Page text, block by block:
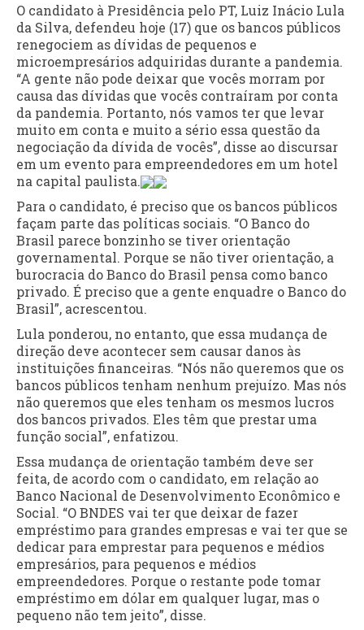
O candidato à Presidência pelo PT, Luiz Inácio Lula
da Silva, defendeu hoje (17) que os bancos públicos
renegociem as dívidas de pequenos e
microempresários adquiridas durante a pandemia.
“A gente não pode deixar que vocês morram por
causa das dívidas que vocês contraíram por conta
da pandemia. Portanto, nós vamos ter que levar
muito em conta e muito a sério essa questão da
negociação da dívida de vocês”, disse ao discursar
em um evento para empreendedores em um hotel
na capital paulista.
Para o candidato, é preciso que os bancos públicos
façam parte das políticas sociais. “O Banco do
Brasil parece bonzinho se tiver orientação
governamental. Porque se não tiver orientação, a
burocracia do Banco do Brasil pensa como banco
privado. É preciso que a gente enquadre o Banco do
Brasil”, acrescentou.
Lula ponderou, no entanto, que essa mudança de
direção deve acontecer sem causar danos às
instituições financeiras. “Nós não queremos que os
bancos públicos tenham nenhum prejuízo. Mas nós
não queremos que eles tenham os mesmos lucros
dos bancos privados. Eles têm que prestar uma
função social”, enfatizou.
Essa mudança de orientação também deve ser
feita, de acordo com o candidato, em relação ao
Banco Nacional de Desenvolvimento Econômico e
Social. “O BNDES vai ter que deixar de fazer
empréstimo para grandes empresas e vai ter que se
dedicar para emprestar para pequenos e médios
empresários, para pequenos e médios
empreendedores. Porque o restante pode tomar
empréstimo em dólar em qualquer lugar, mas o
pequeno não tem jeito”, disse.